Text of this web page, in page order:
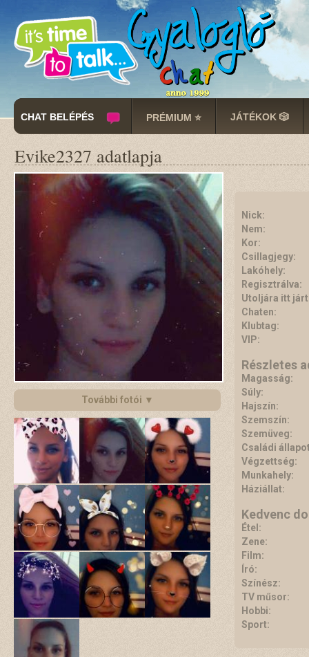
CHAT BELÉPÉS PRÉMIUM ⭐ JÁTÉKOK 🎲
Evike2327 adatlapja
További fotói ▼
Nick:
Nem:
Kor:
Csillagjegy:
Lakóhely:
Regisztrálva:
Utoljára itt
Chaten:
Klubtag:
VIP:
Részletes
Magasság:
Súly:
Hajszín:
Szemszín:
Szemüveg:
Családi
Végzettség:
Munkahely:
Háziállat:
Kedvenc
Étel:
Zene:
Film:
Író:
Színész:
TV műsor:
Hobbi:
Sport: